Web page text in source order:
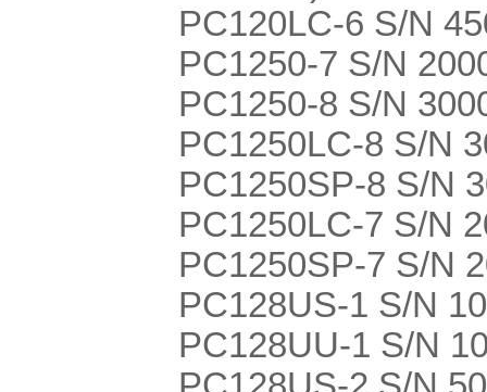
PC120LC-6 S/N
PC1250-7 S/N
PC1250-8 S/N
PC1250LC-8 S/N
PC1250SP-8 S/N
PC1250LC-7 S/N
PC1250SP-7 S/N
PC128US-1 S/N
PC128UU-1 S/N